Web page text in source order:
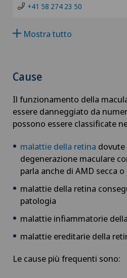
Cancro alla prostata
Capsulite adesiva o spalla
Carcinoma peritoneale
Cardiologia interventistica
Check-up
Check-up per donne
+41 58 274 23 50
Mostra tutto
Cause
Il funzionamento della
essere danneggiato da
possono essere classificate
malattie della retina dovute
degenerazione maculare
parla anche di AMD secca
malattie della retina
patologia
malattie infiammatorie
malattie ereditarie della
Le cause più frequenti sono: